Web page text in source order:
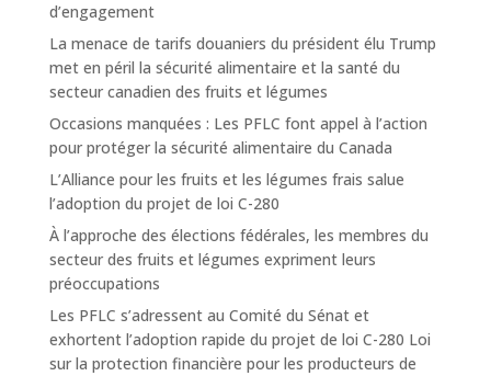
d’engagement
La menace de tarifs douaniers du président élu Trump
met en péril la sécurité alimentaire et la santé du
secteur canadien des fruits et légumes
Occasions manquées : Les PFLC font appel à l’action
pour protéger la sécurité alimentaire du Canada
L’Alliance pour les fruits et les légumes frais salue
l’adoption du projet de loi C-280
À l’approche des élections fédérales, les membres du
secteur des fruits et légumes expriment leurs
préoccupations
Les PFLC s’adressent au Comité du Sénat et
exhortent l’adoption rapide du projet de loi C-280 Loi
sur la protection financière pour les producteurs de